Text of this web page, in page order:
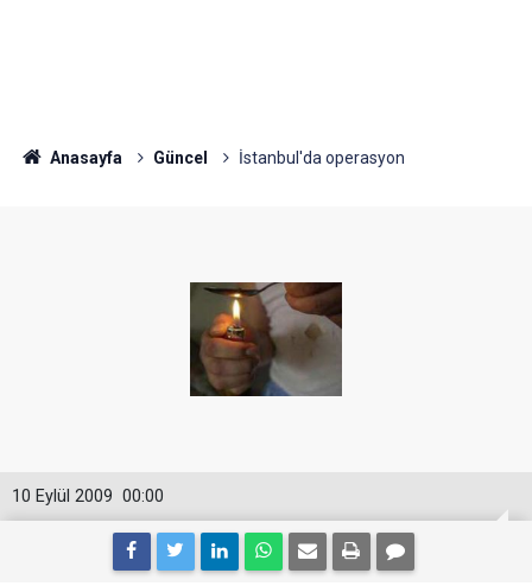
Anasayfa Güncel İstanbul'da operasyon
00:00
10 Eylül 2009